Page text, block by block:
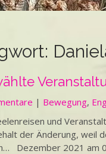
| Bewegung,
und
der Änderung, weil
Dezember 2021 am